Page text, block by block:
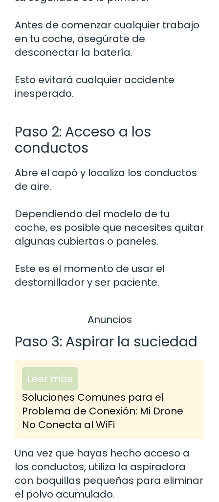
Antes de comenzar cualquier trabajo
en tu coche, asegúrate de
desconectar la batería.
Esto evitará cualquier accidente
inesperado.
Paso 2: Acceso a los
conductos
Abre el capó y localiza los conductos
de aire.
Dependiendo del modelo de tu
coche, es posible que necesites quitar
algunas cubiertas o paneles.
Este es el momento de usar el
destornillador y ser paciente.
Anuncios
Paso 3: Aspirar la suciedad
Leer más
Soluciones Comunes para el
Problema de Conexión: Mi Drone
No Conecta al WiFi
Una vez que hayas hecho acceso a
los conductos, utiliza la aspiradora
con boquillas pequeñas para eliminar
el polvo acumulado.